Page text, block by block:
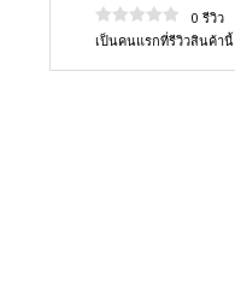
0 รีวิว
เป็นคนแรกที่รีวิวสินค้านี้